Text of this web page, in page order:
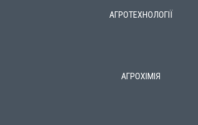
АГРОТЕХНОЛОГІЇ
АГРОХІМІЯ